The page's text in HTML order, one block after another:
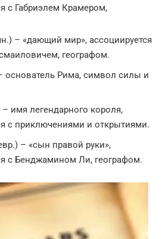
с Габриэлем Крамером,
– «дающий мир», ассоциируется
географом.
основатель Рима, символ силы и
– имя легендарного короля,
с приключениями и открытиями.
– «сын правой руки»,
с Бенджамином Ли, географом.